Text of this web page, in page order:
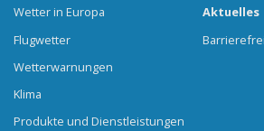
Wetter in Europa
Flugwetter
Wetterwarnungen
Klima
Produkte und Dienstleistungen
Aktuelles